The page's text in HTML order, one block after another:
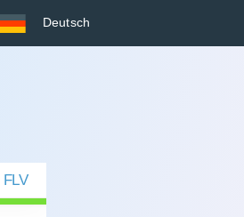
Deutsch
FLV